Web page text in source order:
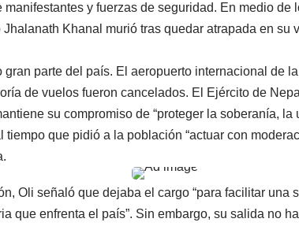
manifestantes y fuerzas de seguridad. En medio de
Khanal murió tras quedar atrapada en su
gran parte del país. El aeropuerto internacional de
de vuelos fueron cancelados. El Ejército de
su compromiso de “proteger la soberanía,
tiempo que pidió a la población “actuar con
Oli señaló que dejaba el cargo “para facilitar una
que enfrenta el país”. Sin embargo, su salida no